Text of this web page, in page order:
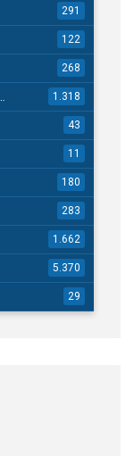
291
122
268
1.318
43
11
180
283
1.662
5.370
29